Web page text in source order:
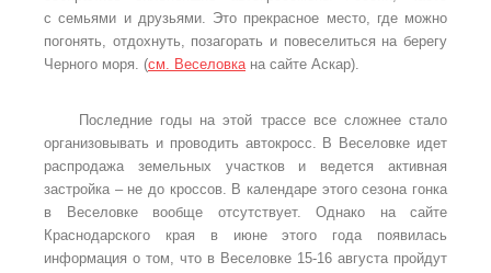
с семьями и друзьями. Это прекрасное место, где можно
погонять, отдохнуть, позагорать и повеселиться на берегу
Черного моря. (см. Веселовкана сайте Аскар).
Последние годы на этой трассе все сложнее стало
организовывать и проводить автокросс. В Веселовке идет
распродажа земельных участков и ведется активная
застройка – не до кроссов. В календаре этого сезона гонка
в Веселовке вообще отсутствует. Однако на сайте
Краснодарского края в июне этого года появилась
информация о том, что в Веселовке 15-16 августа пройдут